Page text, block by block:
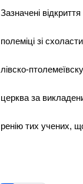
Зазначені
полеміці зі
лівско-
церква за
ренію тих учених,